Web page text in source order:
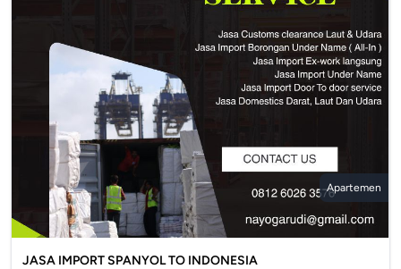
Apartemen
JASA IMPORT SPANYOL TO INDONESIA